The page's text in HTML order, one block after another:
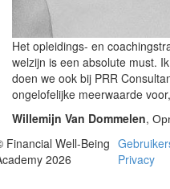
Het opleidings- en
welzijn is een absolute must.
doen we ook bij PRR
ongelofelijke meerwaarde
Willemijn Van Dommelen,
Financial Well-Being
2026
Privacy